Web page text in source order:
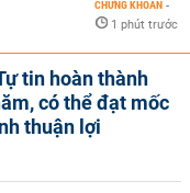
CHỨNG KHOÁN -
1 phút trước
tin hoàn thành
có thể đạt mốc
thuận lợi